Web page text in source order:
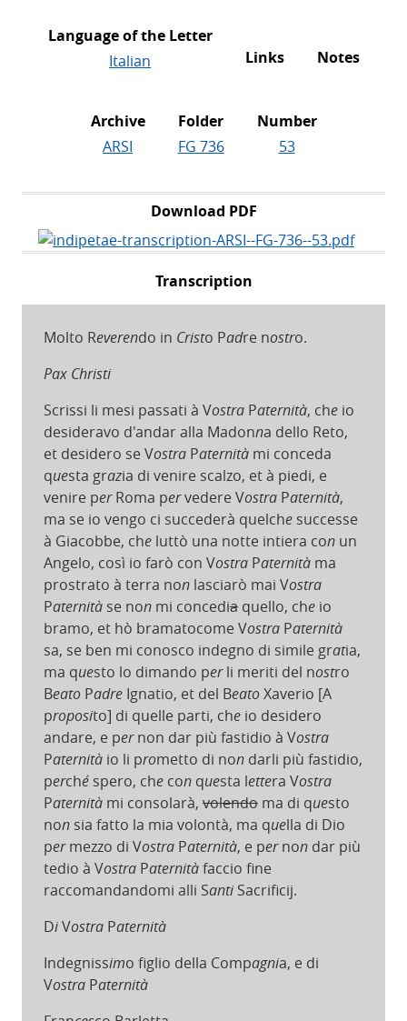
Language of the Letter
Italian
Links Notes
Archive
ARSI
Folder
FG 736
Number
53
Download PDF
Transcription
Molto Reverendo in Cristo Padre nostro.
Pax Christi
Scrissi li mesi passati à VostraPaternità, cheio
desideravo d'andar alla Madonna dello Reto,
et desidero se Vostra Paternitàmi conceda
questa grazia di venire scalzo, et à piedi, e
venire perRoma pervedere VostraPaternità,
ma se io vengo ci succederà quelchesuccesse
à Giacobbe, cheluttò una notte intiera conun
Angelo, così io farò con Vostra Paternitàma
prostrato à terra nonlasciarò mai Vostra
Paternitàse nonmi concediaquello, cheio
bramo, et hò bramatocome VostraPaternità
sa, se ben mi conosco indegno di simile gratia,
ma questo lo dimando perli meriti del nostro
BeatoPadreIgnatio, et del BeatoXaverio [A
proposito] di quelle parti, cheio desidero
andare, e pernon dar più fastidio à Vostra
Paternitàio li prometto di nondarli più fastidio,
perchéspero, che conquesta lettera Vostra
Paternità mi consolarà, volendoma di questo
nonsia fatto la mia volontà, ma quella di Dio
permezzo di VostraPaternità, e pernon dar più
tedio à VostraPaternitàfaccio fine
raccomandandomi alli SantiSacrificij.
DiVostraPaternità
Indegnissimo figlio della Compagnia, e di
VostraPaternità